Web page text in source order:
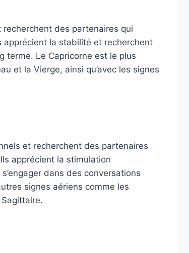
des partenaires qui
la stabilité et recherchent
terme. Le Capricorne est le plus
et la Vierge, ainsi qu’avec les signes
et recherchent des partenaires
apprécient la stimulation
dans des conversations
signes aériens comme les